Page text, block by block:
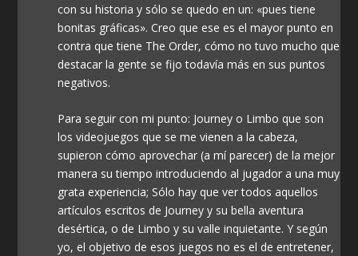
con su historia y sólo se quedo en un: «pues tiene
bonitas gráficas». Creo que ese es el mayor punto en
contra que tiene The Order, cómo no tuvo mucho que
destacar la gente se fijo todavía más en sus puntos
negativos.
Para seguir con mi punto: Journey o Limbo que son
los videojuegos que se me vienen a la cabeza,
supieron cómo aprovechar (a mí parecer) de la mejor
manera su tiempo introduciendo al jugador a una muy
grata experiencia; Sólo hay que ver todos aquellos
artículos escritos de Journey y su bella aventura
desértica, o de Limbo y su valle inquietante. Y según
yo, el objetivo de esos juegos no es el de entretener,